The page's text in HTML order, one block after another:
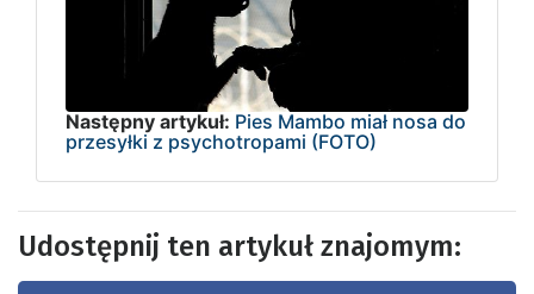
Następny artykuł: Pies Mambo miał nosa do
przesyłki z psychotropami (FOTO)
Udostępnij ten artykuł znajomym: